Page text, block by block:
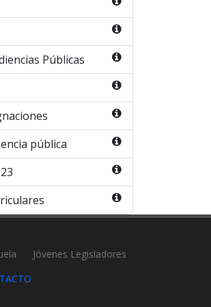
Públicas
pública
Jóvenes Legisladores